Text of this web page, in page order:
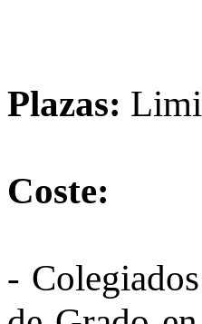
Plazas:
Coste:
-